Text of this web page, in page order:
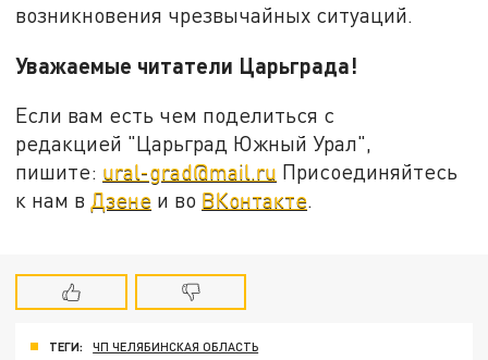
возникновения чрезвычайных ситуаций.
Уважаемые читатели Царьграда!
Если вам есть чем поделиться с
редакцией "Царьград Южный Урал",
пишите: ural-grad@mail.ru Присоединяйтесь
к нам в Дзене и во ВКонтакте.
ТЕГИ: ЧП ЧЕЛЯБИНСКАЯ ОБЛАСТЬ